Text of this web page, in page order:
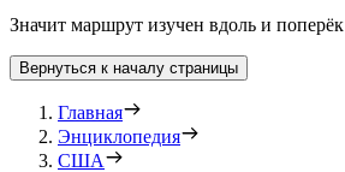
Значит маршрут изучен вдоль и поперёк
Вернуться к началу страницы
Главная
Энциклопедия
США